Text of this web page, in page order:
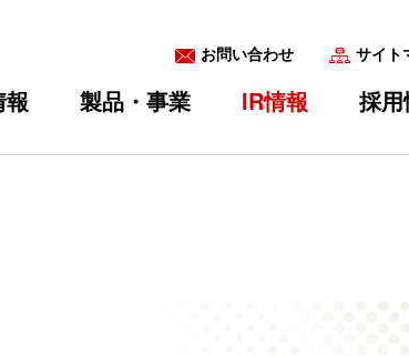
お問い合わせ サイト
製品・事業 IR情報 採